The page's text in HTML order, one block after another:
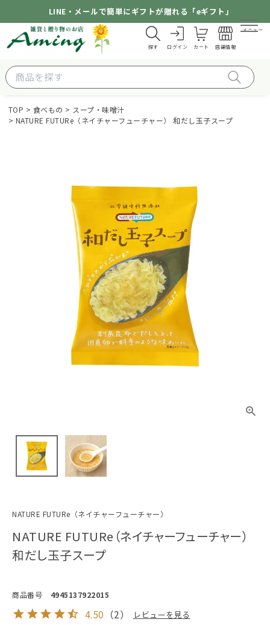
LINE・メールで簡単にギフトが贈れる「eギフト」
探す ログイン カート 店舗情報
メニュー
TOP 食べもの
スープ・味噌汁
NATURE FUTURe（ネイチャーフューチャー） 和だし玉子スープ
NATURE FUTURe（ネイチャーフューチャー）
NATURE FUTURe（ネイチャーフューチャー）
和だし玉子スープ
商品番号 4945137922015
4.50 （2） レビューを見る